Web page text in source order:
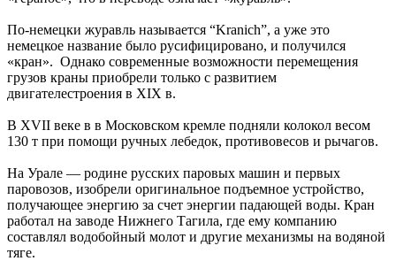
По-немецки журавль называется “Kranich”, а уже это
немецкое название было русифицировано, и получился
«кран». Однако современные возможности перемещения
грузов краны приобрели только с развитием
двигателестроения в XIX в.
В XVII веке в в Московском кремле подняли колокол весом
130 т при помощи ручных лебедок, противовесов и рычагов.
На Урале — родине русских паровых машин и первых
паровозов, изобрели оригинальное подъемное устройство,
получающее энергию за счет энергии падающей воды. Кран
работал на заводе Нижнего Тагила, где ему компанию
составлял водобойный молот и другие механизмы на водяной
тяге.